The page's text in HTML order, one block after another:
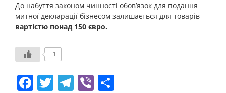
До набуття законом чинності обов’язок для подання
митної декларації бізнесом залишається для товарів
вартістю понад 150 євро.
+1
Facebook
Twitter
Telegram
Viber